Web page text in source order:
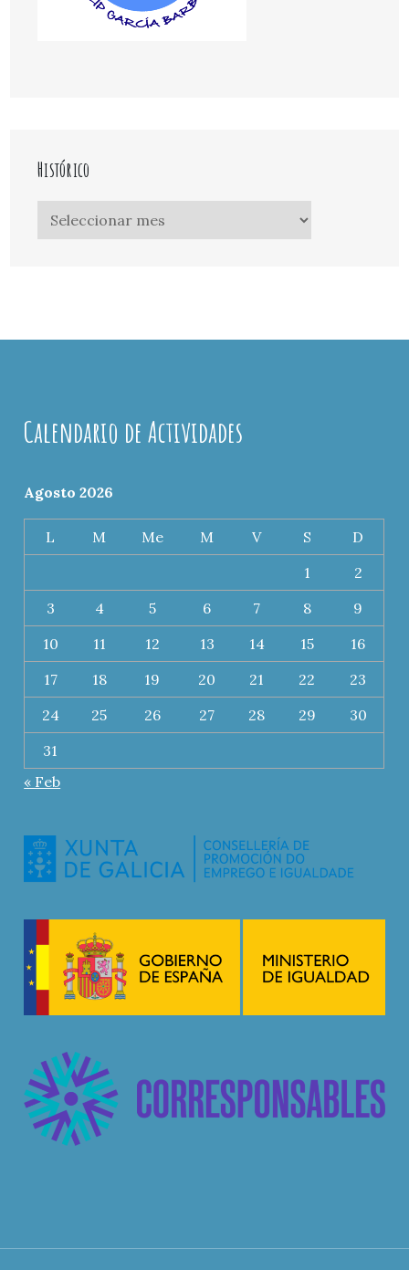
Histórico
Histórico
Calendario de Actividades
Agosto 2026
L M Me M V S
D
1
2
3
4 5 6 7 8
9
10
11 12 13 14 15
16
17
18 19 20 21 22
23
24
25 26 27 28 29
30
31
« Feb